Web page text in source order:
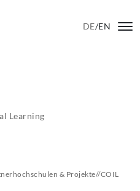
DE/EN
Learning
& Projekte//COIL